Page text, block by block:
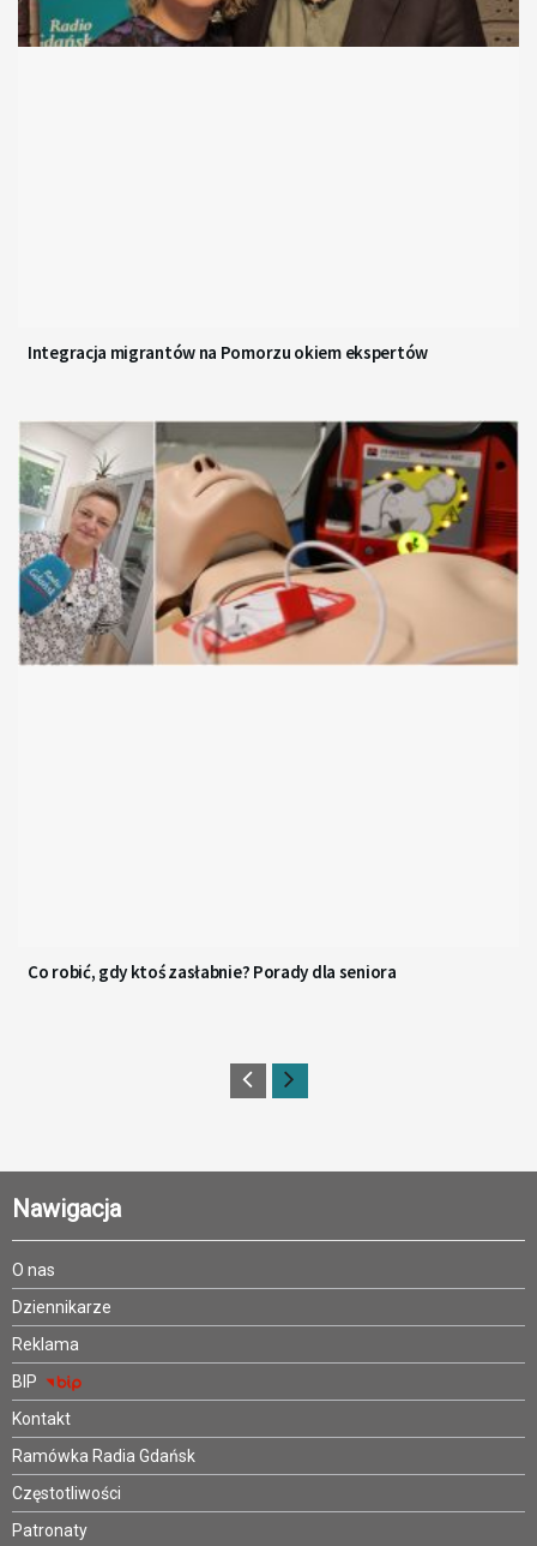
Integracja migrantów na Pomorzu okiem ekspertów
Co robić, gdy ktoś zasłabnie? Porady dla seniora
Nawigacja
O nas
Dziennikarze
Reklama
BIP
Kontakt
Ramówka Radia Gdańsk
Częstotliwości
Patronaty